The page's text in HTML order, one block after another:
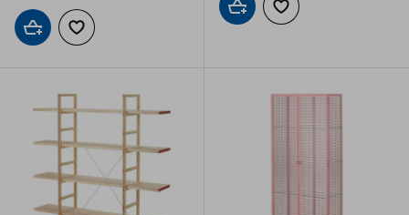
Προσθήκη στο καλάθι
Προσθήκη στα αγαπημένα
Προσθήκη στο καλάθι
Προσθήκη στα